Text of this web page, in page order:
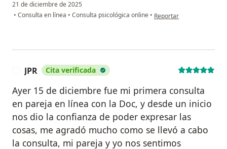
21 de diciembre de 2025
• Consulta en línea • Consulta psicológica online • en opinión del usuario BG
Reportar
JPR Cita verificada
Ayer 15 de diciembre fue mi primera consulta
en pareja en línea con la Doc, y desde un inicio
nos dio la confianza de poder expresar las
cosas, me agradó mucho como se llevó a cabo
la consulta, mi pareja y yo nos sentimos